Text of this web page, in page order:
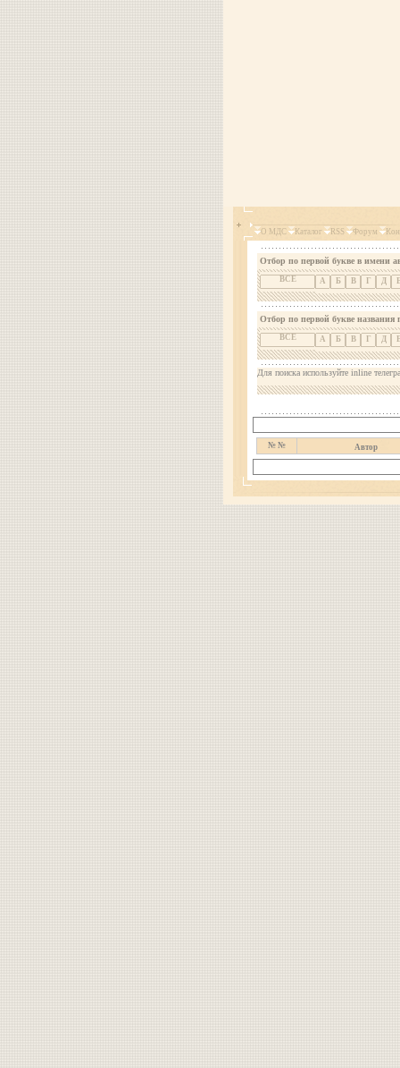
О МДС Каталог RSS Форум
Отбор по первой букве в имени
ВСЕ А Б В Г Д
Отбор по первой букве названия
ВСЕ А Б В Г Д
Для поиска используйте inline
№ № Автор